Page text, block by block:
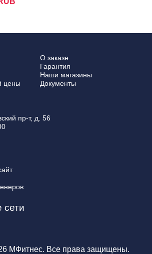
цены
О заказе
Гарантия
Наши магазины
Документы
пр-т, д. 56
сети
МФитнес. Все права защищены.